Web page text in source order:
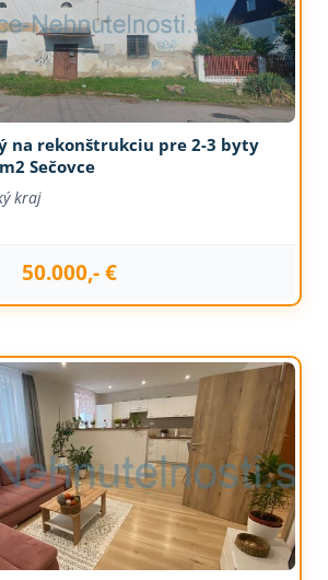
na rekonštrukciu pre 2-3 byty
Sečovce
kraj
50.000,- €